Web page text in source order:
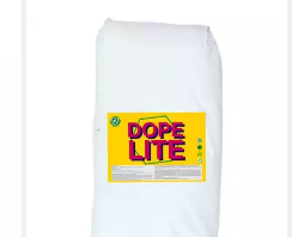
Pflanzerde Florganics Dope
mineralisch, 50 Liter
(1,18 €/ 1 l)